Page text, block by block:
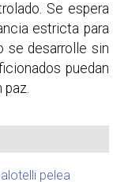
Se espera
estricta para
se desarrolle sin
puedan
paz.